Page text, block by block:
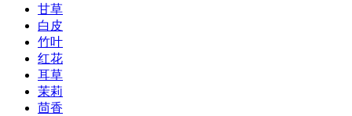
甘草
白皮
竹叶
红花
耳草
茉莉
茴香